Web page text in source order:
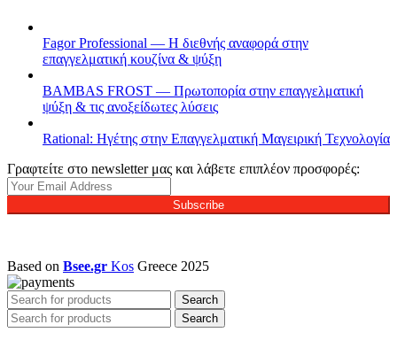
Fagor Professional — Η διεθνής αναφορά στην
επαγγελματική κουζίνα & ψύξη
BAMBAS FROST — Πρωτοπορία στην επαγγελματική
ψύξη & τις ανοξείδωτες λύσεις
Rational: Ηγέτης στην Επαγγελματική Μαγειρική Τεχνολογία
Γραφτείτε στο newsletter μας και λάβετε επιπλέον προσφορές:
Subscribe
Based on Bsee.gr Kos Greece 2025
Search
Search